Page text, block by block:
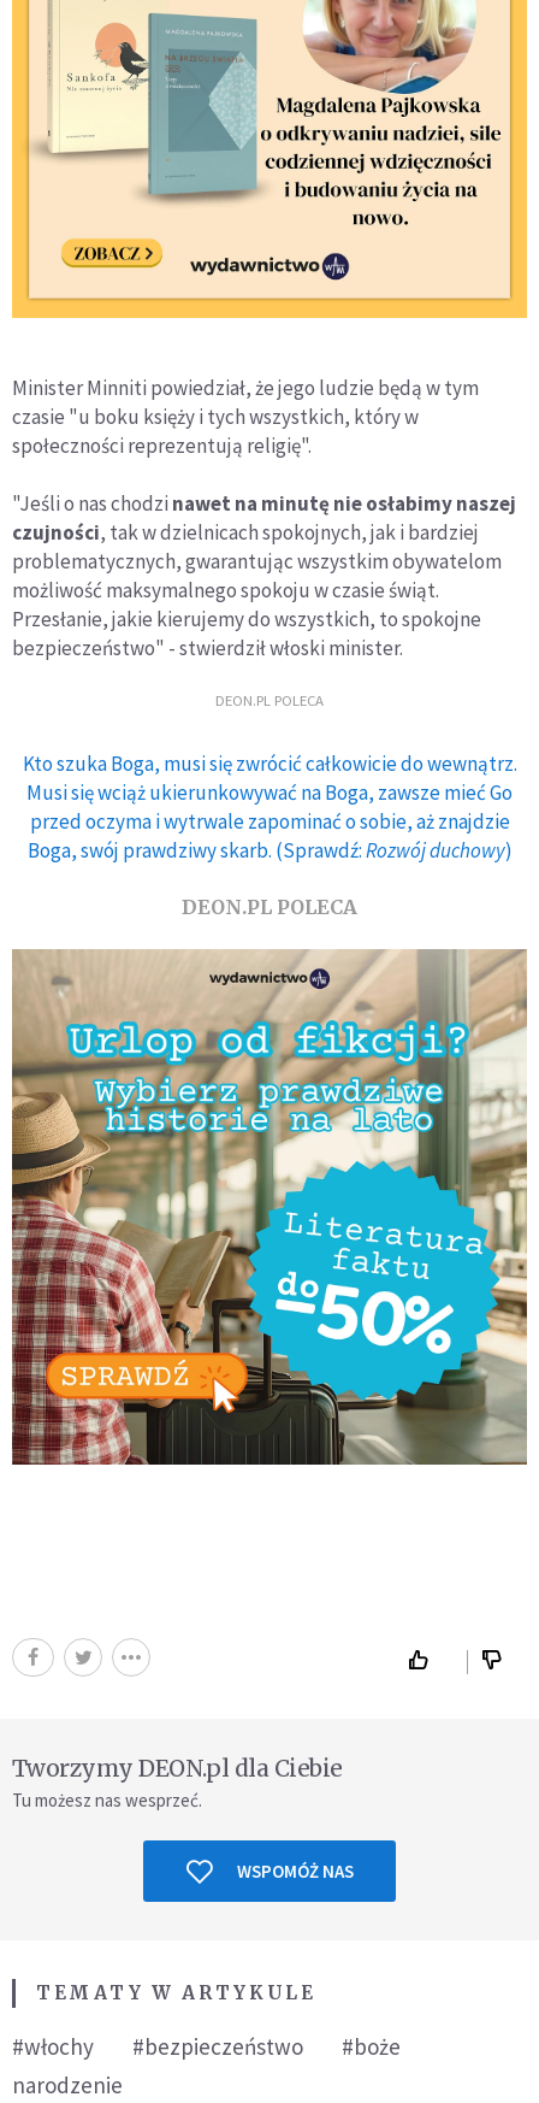
Minister Minniti powiedział, że jego ludzie będą w tym
czasie "u boku księży i tych wszystkich, który w
społeczności reprezentują religię".
"Jeśli o nas chodzi nawet na minutę nie osłabimy naszej
czujności, tak w dzielnicach spokojnych, jak i bardziej
problematycznych, gwarantując wszystkim obywatelom
możliwość maksymalnego spokoju w czasie świąt.
Przesłanie, jakie kierujemy do wszystkich, to spokojne
bezpieczeństwo" - stwierdził włoski minister.
DEON.PL POLECA
Kto szuka Boga, musi się zwrócić całkowicie do wewnątrz.
Musi się wciąż ukierunkowywać na Boga, zawsze mieć Go
przed oczyma i wytrwale zapominać o sobie, aż znajdzie
Boga, swój prawdziwy skarb. (Sprawdź:Rozwój duchowy)
DEON.PL POLECA
Tworzymy DEON.pl dla Ciebie
Tu możesz nas wesprzeć.
WSPOMÓŻ NAS
TEMATY W ARTYKULE
#włochy #bezpieczeństwo
#boże
narodzenie